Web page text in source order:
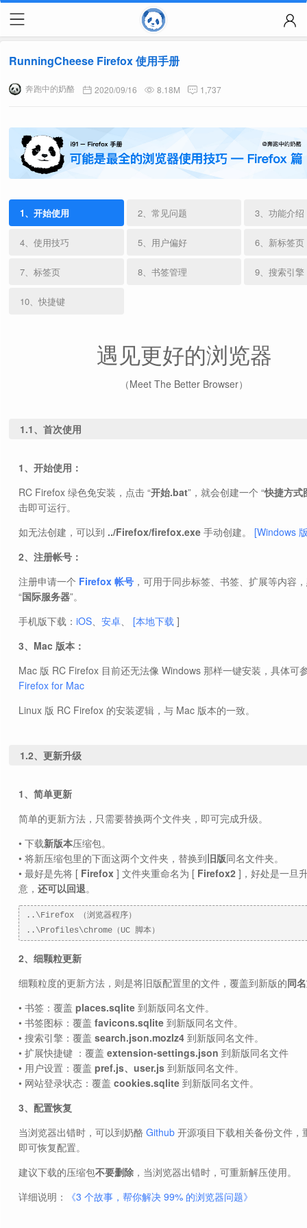
RunningCheese Firefox 使用手册
奔跑中的奶酪 2020/09/16 8.18M 1,737
1、开始使用 2、常见问题 3、功能介绍
4、使用技巧 5、用户偏好 6、新标签页
7、标签页 8、书签管理 9、搜索引擎
10、快捷键
遇见更好的浏览器
（Meet The Better Browser）
1.1、首次使用
1、开始使用：
RC Firefox 绿色免安装，点击 “开始.bat”，就会创建一个 “快捷方式
击即可运行。
如无法创建，可以到 ../Firefox/firefox.exe 手动创建。
[Windows
2、注册帐号：
注册申请一个 Firefox 帐号 ，可用于同步标签、书签、扩展等内容
“国际服务器”。
手机版下载： iOS、 安卓、 [本地下载 ]
3、Mac 版本：
Mac 版 RC Firefox 目前还无法像 Windows 那样一键安装，具体可
Firefox for Mac
Linux 版 RC Firefox 的安装逻辑，与 Mac 版本的一致。
1.2、更新升级
1、简单更新
简单的更新方法，只需要替换两个文件夹，即可完成升级。
• 下载新版本压缩包。
• 将新压缩包里的下面这两个文件夹，替换到旧版同名文件夹。
• 最好是先将 [ Firefox ] 文件夹重命名为 [ Firefox2 ]，好处是一旦
意， 还可以回退。
..\Firefox （浏览器程序）
..\Profiles\chrome（UC 脚本）
2、细颗粒更新
细颗粒度的更新方法，则是将旧版配置里的文件，覆盖到新版的同
• 书签：覆盖 places.sqlite 到新版同名文件。
• 书签图标：覆盖 favicons.sqlite 到新版同名文件。
• 搜索引擎：覆盖 search.json.mozlz4 到新版同名文件。
• 扩展快捷键 ：覆盖 extension-settings.json 到新版同名文件
• 用户设置：覆盖 pref.js、user.js 到新版同名文件。
• 网站登录状态：覆盖 cookies.sqlite 到新版同名文件。
3、配置恢复
当浏览器出错时，可以到奶酪 Github 开源项目下载相关备份文件，
即可恢复配置。
建议下载的压缩包不要删除 ，当浏览器出错时，可重新解压使用。
详细说明：
《3 个故事，帮你解决 99% 的浏览器问题》